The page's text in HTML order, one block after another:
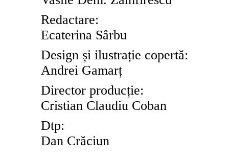
Redactare:
Ecaterina Sârbu
Design și ilustrație copertă:
Andrei Gamarț
Director producție:
Cristian Claudiu Coban
Dtp:
Dan Crăciun